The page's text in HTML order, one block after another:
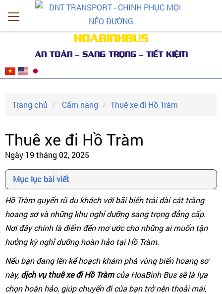
HOABINHBUS
AN TOÀN – SANG TRỌNG – TIẾT KIỆM
Trang chủ Cẩm nang Thuê xe đi Hồ Tràm
Thuê xe đi Hồ Tràm
Ngày 19 tháng 02, 2025
Mục lục bài viết
Hồ Tràm quyến rũ du khách với bãi biển trải dài cát trắng
hoang sơ và những khu nghỉ dưỡng sang trọng đẳng cấp.
Nơi đây chính là điểm đến mơ ước cho những ai muốn tận
hưởng kỳ nghỉ dưỡng hoàn hảo tại Hồ Tràm.
Nếu bạn đang lên kế hoạch khám phá vùng biển hoang sơ
này, dịch vụ thuê xe đi Hồ Tràmcủa HoaBinh Bus sẽ là lựa
chọn hoàn hảo, giúp chuyến đi của bạn trở nên thoải mái,